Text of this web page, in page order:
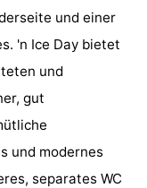
und einer
'n Ice Day bietet
und
gut
und modernes
separates WC